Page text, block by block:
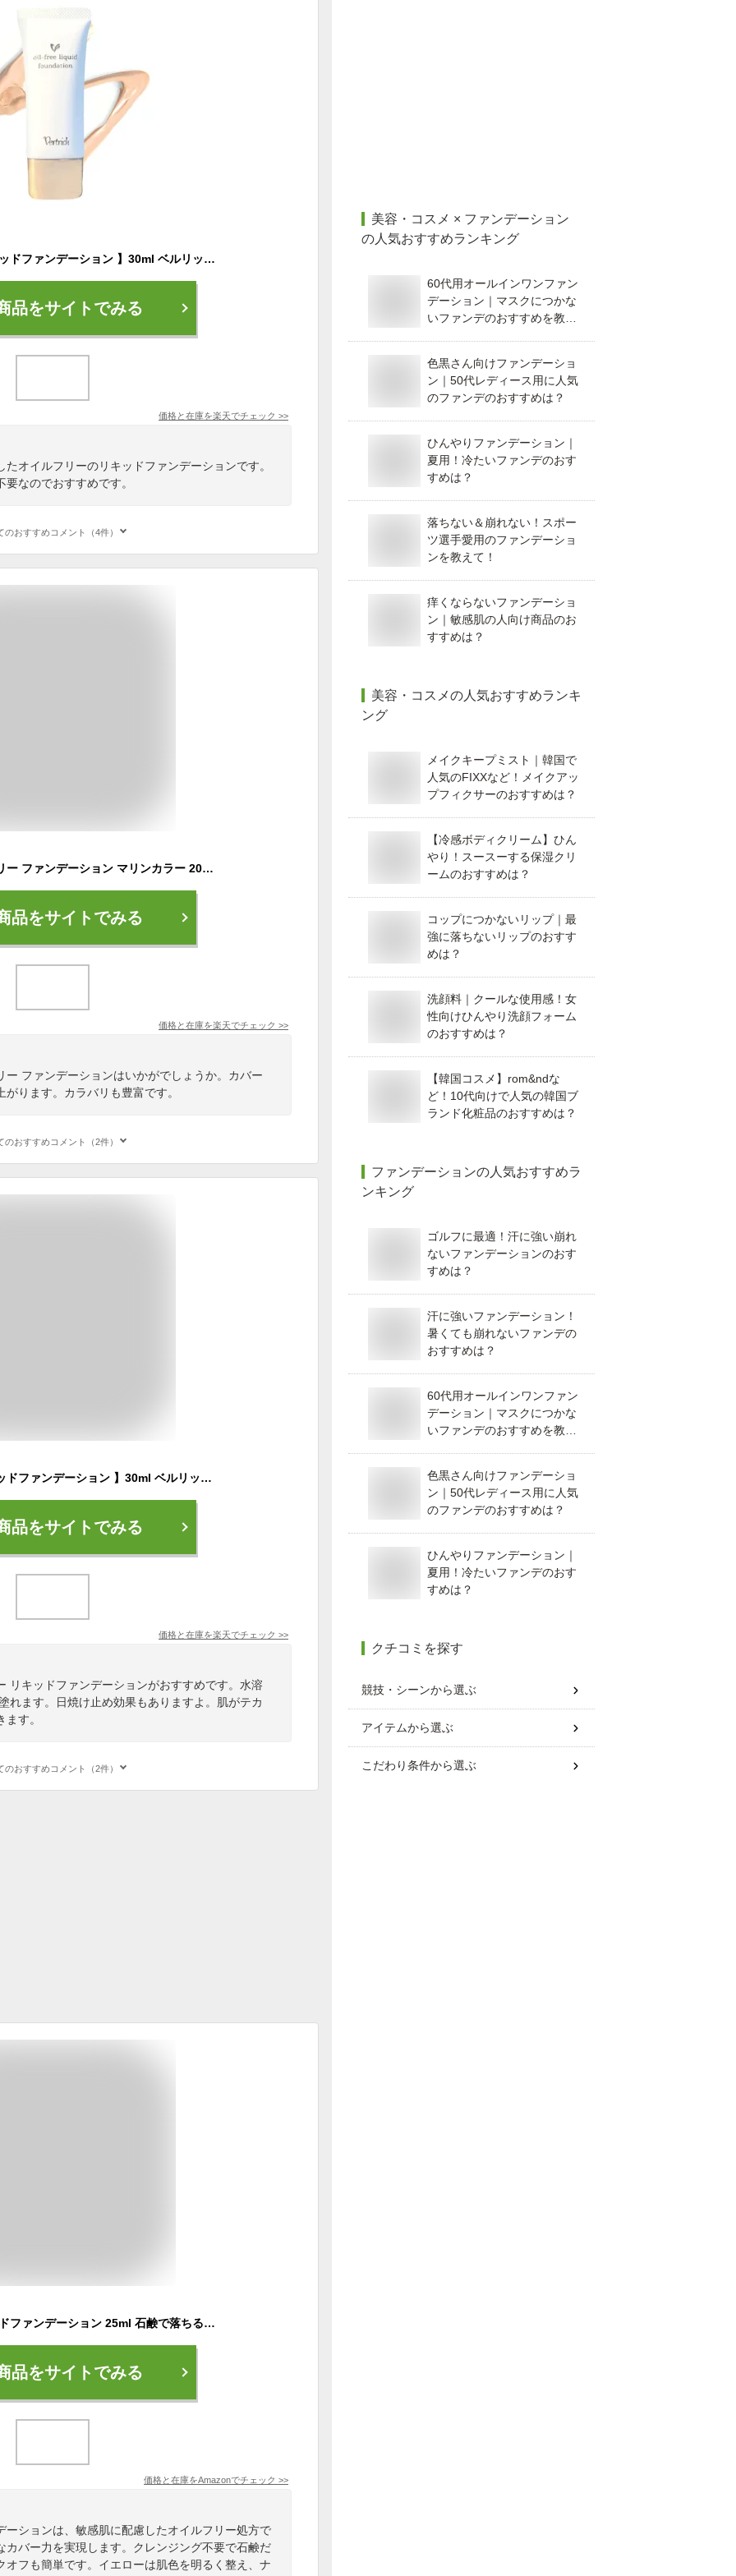
【 オイルフリー リキッドファンデーション 】30ml ベルリッチ化粧品 水溶性 BBクリーム ファンデーション 敏感肌 ナチュラル 自然 美容液 時短 下地不要 日焼け止め
品をサイトでみる
価格と在庫を楽天でチェック >>
オイルフリーのリキッドファンデーションです。
なのでおすすめです。
のおすすめコメント（4件）
ミューフル オイルフリー ファンデーション マリンカラー 20mL / 正規品 カバー力 リキッド ファンデ カバー 力 高い リキッドファンデーション リキッドファンデ ツヤ肌 崩れない ミニファンデーション オーガニック 保湿 シミ くすみ 毛穴
品をサイトでみる
価格と在庫を楽天でチェック >>
ー ファンデーションはいかがでしょうか。カバー
ります。カラバリも豊富です。
のおすすめコメント（2件）
【オイルフリー リキッドファンデーション 】30ml ベルリッチ化粧品 水溶性 BBクリーム ファンデーション 敏感肌 ナチュラル 自然 美容液 時短 下地不要 日焼け止め
品をサイトでみる
価格と在庫を楽天でチェック >>
リキッドファンデーションがおすすめです。水溶
れます。日焼け止め効果もありますよ。肌がテカ
す。
のおすすめコメント（2件）
新蘇生 無添加 リキッドファンデーション 25ml 石鹸で落ちる オイルフリー 敏感肌 クレンジング不要 (イエロー)
品をサイトでみる
価格と在庫をAmazonでチェック >>
ーションは、敏感肌に配慮したオイルフリー処方で
カバー力を実現します。クレンジング不要で石鹸だ
オフも簡単です。イエローは肌色を明るく整え、ナ
美容・コスメ × ファンデーション
の人気おすすめランキング
60代用オールインワンファン
デーション｜マスクにつかな
いファンデのおすすめを教え
色黒さん向けファンデーショ
ン｜50代レディース用に人気
のファンデのおすすめは？
ひんやりファンデーション｜
夏用！冷たいファンデのおす
すめは？
落ちない＆崩れない！スポー
ツ選手愛用のファンデーショ
ンを教えて！
痒くならないファンデーショ
ン｜敏感肌の人向け商品のお
すすめは？
美容・コスメの人気おすすめランキ
ング
メイクキープミスト｜韓国で
人気のFIXXなど！メイクアッ
プフィクサーのおすすめは？
【冷感ボディクリーム】ひん
やり！スースーする保湿クリ
ームのおすすめは？
コップにつかないリップ｜最
強に落ちないリップのおすす
めは？
洗顔料｜クールな使用感！女
性向けひんやり洗顔フォーム
のおすすめは？
【韓国コスメ】rom&ndな
ど！10代向けで人気の韓国ブ
ランド化粧品のおすすめは？
ファンデーションの人気おすすめラ
ンキング
ゴルフに最適！汗に強い崩れ
ないファンデーションのおす
すめは？
汗に強いファンデーション！
暑くても崩れないファンデの
おすすめは？
60代用オールインワンファン
デーション｜マスクにつかな
いファンデのおすすめを教え
色黒さん向けファンデーショ
ン｜50代レディース用に人気
のファンデのおすすめは？
ひんやりファンデーション｜
夏用！冷たいファンデのおす
すめは？
クチコミを探す
競技・シーンから選ぶ
アイテムから選ぶ
こだわり条件から選ぶ